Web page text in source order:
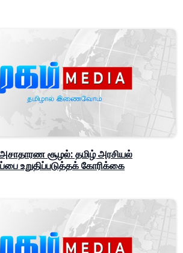
சூழல்: தமிழ் அரசியல்
உறுதிப்படுத்தக் கோரிக்கை